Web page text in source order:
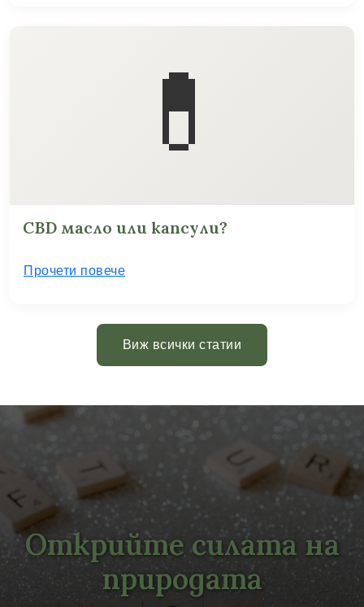
💊
CBD масло или капсули?
Прочети повече
Виж всички статии
Открийте силата на
природата